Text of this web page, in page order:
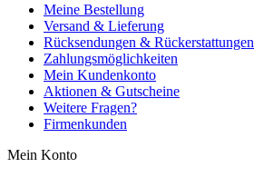
Meine Bestellung
Versand & Lieferung
Rücksendungen & Rückerstattungen
Zahlungsmöglichkeiten
Mein Kundenkonto
Aktionen & Gutscheine
Weitere Fragen?
Firmenkunden
Mein Konto